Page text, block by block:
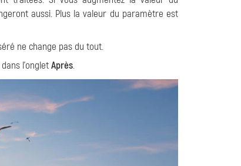
aussi. Plus la valeur du paramètre est
ne change pas du tout.
l'ongletAprès.